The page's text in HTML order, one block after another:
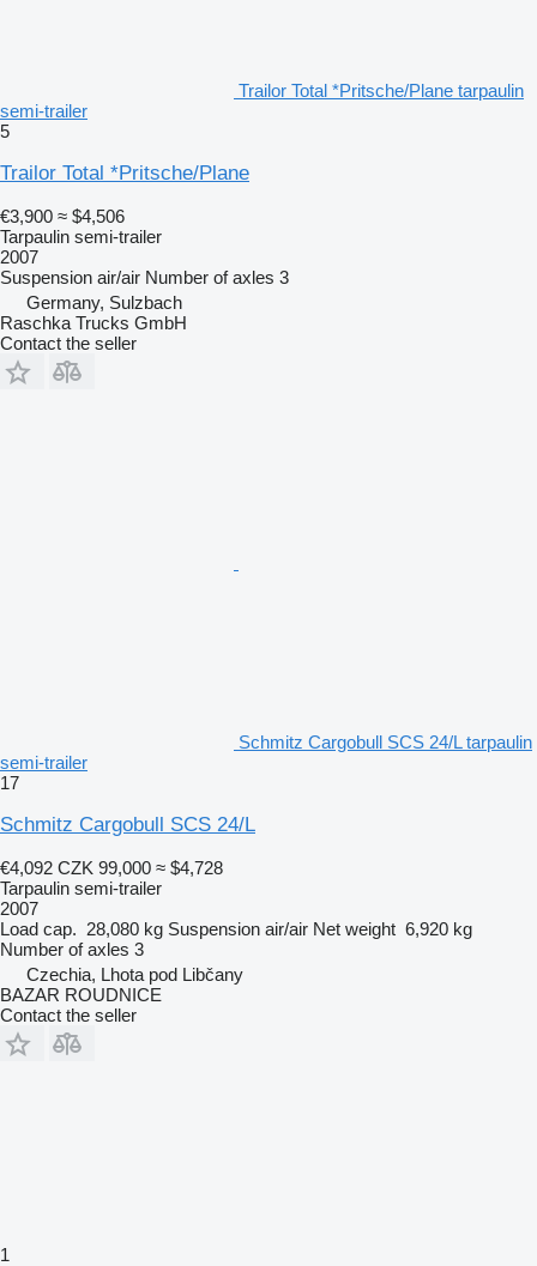
Trailor Total *Pritsche/Plane tarpaulin
semi-trailer
5
Trailor Total *Pritsche/Plane
€3,900 ≈ $4,506
Tarpaulin semi-trailer
2007
Suspension air/air Number of axles 3
Germany, Sulzbach
Raschka Trucks GmbH
Contact the seller
Schmitz Cargobull SCS 24/L tarpaulin
semi-trailer
17
Schmitz Cargobull SCS 24/L
€4,092 CZK 99,000 ≈ $4,728
Tarpaulin semi-trailer
2007
Load cap. 28,080 kg Suspension air/air Net weight 6,920 kg
Number of axles 3
Czechia, Lhota pod Libčany
BAZAR ROUDNICE
Contact the seller
1